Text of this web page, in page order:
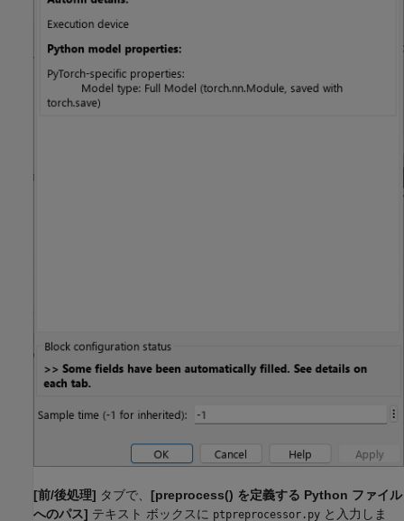
[前/後処理] タブで、 [preprocess() を定義する Python ファイル
へのパス] テキスト ボックスに ptpreprocessor.py と入力しま